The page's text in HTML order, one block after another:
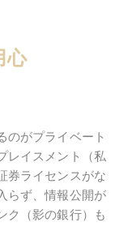
心
のがプライベート
レイスメント（私
券ライセンスがな
らず、情報公開が
ク（影の銀行）も